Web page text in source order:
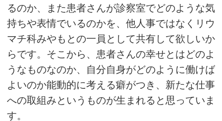
るのか、また患者さんが診察室でどのような気
持ちや表情でいるのかを、他人事ではなくリウ
マチ科みやもとの一員として共有して欲しいか
らです。そこから、患者さんの幸せとはどのよ
うなものなのか、自分自身がどのように働けば
よいのか能動的に考える癖がつき、新たな仕事
への取組みというものが生まれると思っていま
す。